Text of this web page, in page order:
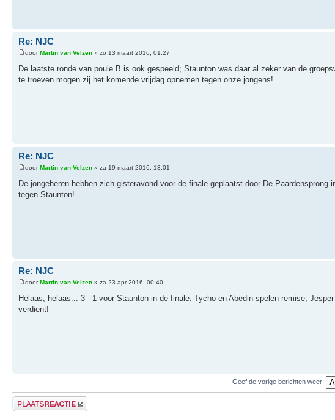
Re: NJC
door Martin van Velzen » zo 13 maart 2016, 01:27
De laatste ronde van poule B is ook gespeeld; Staunton was daar al zeker van de
te troeven mogen zij het komende vrijdag opnemen tegen onze jongens!
Re: NJC
door Martin van Velzen » za 19 maart 2016, 13:01
De jongeheren hebben zich gisteravond voor de finale geplaatst door De
tegen Staunton!
Re: NJC
door Martin van Velzen » za 23 apr 2016, 00:40
Helaas, helaas... 3 - 1 voor Staunton in de finale. Tycho en Abedin spelen remise,
verdient!
Geef de vorige berichten weer:
Plaats een reactie